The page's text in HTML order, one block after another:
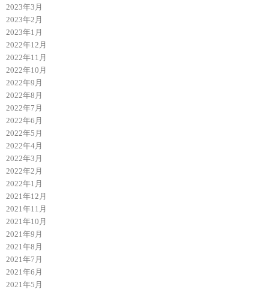
2023年3月
2023年2月
2023年1月
2022年12月
2022年11月
2022年10月
2022年9月
2022年8月
2022年7月
2022年6月
2022年5月
2022年4月
2022年3月
2022年2月
2022年1月
2021年12月
2021年11月
2021年10月
2021年9月
2021年8月
2021年7月
2021年6月
2021年5月